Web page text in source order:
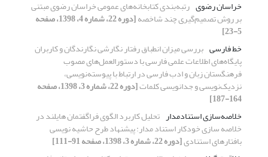
خراسان رضوی رتبه‌بندی کتابخانه‌های عمومی خراسان رضوی مبتنی
بر روش تصمیم‌گیری چند شاخصه [دوره 22، شماره 4، 1398، صفحه
5-23]
خط فارسی بررسی میزان انطباق رفتار نگارشی نگارندگان و کاربران
پایگاه‌های اطلاعات علمی فارسی با دستورالعمل‌های مصوب
فرهنگستان زبان و ادب فارسی در ارتباط با پیوسته‌نویسی،
نزدیک‌نویسی و جدانویسی کلمات [دوره 22، شماره 3، 1398، صفحه
164-187]
خلاصه‌سازی استنادمدار تحلیل کاربرد الگوی فراگفتمان هایلند در
خلاصه سازی خودکار استناد مدار: پیشنهاد طرح حاشیه نویسی
بافتارهای استنادی[دوره 22، شماره 3، 1398، صفحه 91-111]